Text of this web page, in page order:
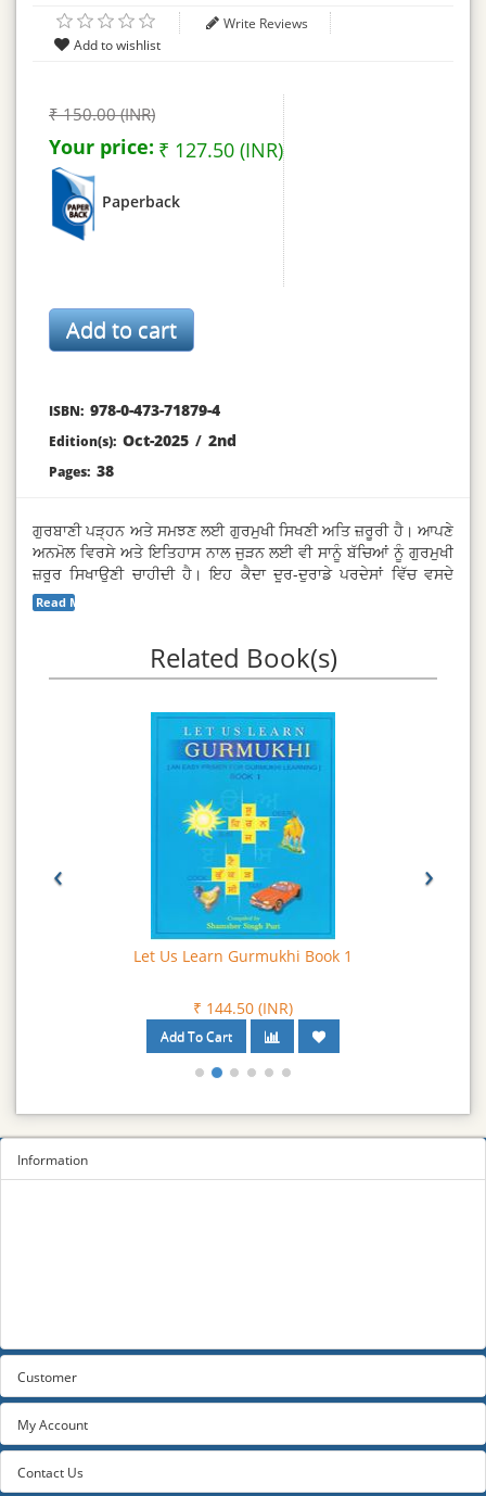
Write Reviews
₹ 150.00 (INR)
Your price: ₹ 127.50 (INR)
Paperback
ISBN: 978-0-473-71879-4
Edition(s): Oct-2025 / 2nd
Pages: 38
ਗੁਰਬਾਣੀ ਪੜ੍ਹਨ ਅਤੇ ਸਮਝਣ ਲਈ ਗੁਰਮੁਖੀ ਸਿਖਣੀ ਅਤਿ ਜ਼ਰੂਰੀ ਹੈ। ਆਪਣੇ
ਅਨਮੋਲ ਵਿਰਸੇ ਅਤੇ ਇਤਿਹਾਸ ਨਾਲ ਜੁੜਨ ਲਈ ਵੀ ਸਾਨੂੰ ਬੱਚਿਆਂ ਨੂੰ ਗੁਰਮੁਖੀ
ਜ਼ਰੂਰ ਸਿਖਾਉਣੀ ਚਾਹੀਦੀ ਹੈ। ਇਹ ਕੈਦਾ ਦੂਰ-ਦੁਰਾਡੇ ਪਰਦੇਸਾਂ ਵਿੱਚ ਵਸਦੇ
ਬੱਚਿਆਂ ਲਈ ਉਚੇਚੇ ਤੌਰ ਤੇ ਤਿਆਰ ਕੀਤਾ ਗਿਆ ਹੈ। ਇਸ ਖ਼ੂਬਸੂਰਤ ਉਪਰਾਲੇ
ਰਾਹੀਂ ਹੁਣ ਗੁਰਮੁਖੀ ਵਰਣਮਾਲਾ ਦੇ ਅਭਿਆਸ ਲਈ ਸੰਬੰਧਤ ਚਿੱਤਰਾਂ ਦੇ ਨਾਵਾਂ ਦੇ
ਬੱਚਿਆਂ ਨੂੰ ਅੱਖਰ ਤੇ ਸ਼ਬਦ ਦੇ ਉਚਾਰਣ ਦਾ ਅਭਿਆਸ ਕਰਵਾਇਆ ਜਾ ਸਕਦਾ
ਹੈ।
Read More...
Related Book(s)
Let Us Learn Gurmukhi Book 1
₹ 144.50 (INR)
‹ ›
Information
Customer
My Account
Contact Us